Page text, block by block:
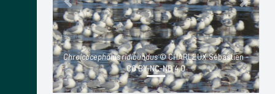
Chroicocephalus ridibundus© CHARLEUX Sébastien -
CC BY-NC-ND 4.0
Previous Next